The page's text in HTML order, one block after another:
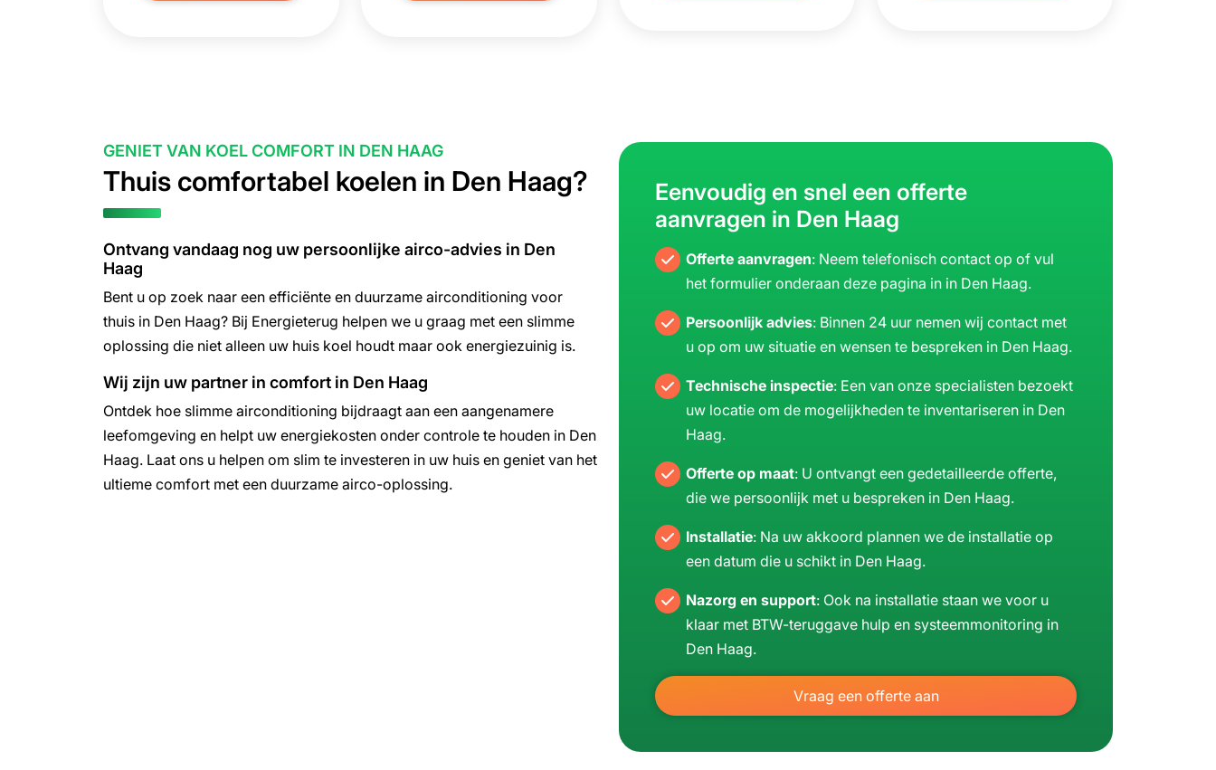
GENIET VAN KOEL COMFORT IN DEN HAAG
Thuis comfortabel koelen in Den Haag?
Ontvang vandaag nog uw persoonlijke airco-advies in Den
Haag
Bent u op zoek naar een efficiënte en duurzame airconditioning voor
thuis in Den Haag? Bij Energieterug helpen we u graag met een slimme
oplossing die niet alleen uw huis koel houdt maar ook energiezuinig is.
Wij zijn uw partner in comfort in Den Haag
Ontdek hoe slimme airconditioning bijdraagt aan een aangenamere
leefomgeving en helpt uw energiekosten onder controle te houden in Den
Haag. Laat ons u helpen om slim te investeren in uw huis en geniet van het
ultieme comfort met een duurzame airco-oplossing.
Eenvoudig en snel een offerte
aanvragen in Den Haag
Offerte aanvragen: Neem telefonisch contact op of vul
het formulier onderaan deze pagina in in Den Haag.
Persoonlijk advies: Binnen 24 uur nemen wij contact met
u op om uw situatie en wensen te bespreken in Den Haag.
Technische inspectie: Een van onze specialisten bezoekt
uw locatie om de mogelijkheden te inventariseren in Den
Haag.
Offerte op maat: U ontvangt een gedetailleerde offerte,
die we persoonlijk met u bespreken in Den Haag.
Installatie: Na uw akkoord plannen we de installatie op
een datum die u schikt in Den Haag.
Nazorg en support: Ook na installatie staan we voor u
klaar met BTW-teruggave hulp en systeemmonitoring in
Den Haag.
Vraag een offerte aan
Titel
Yes No Annuleren
Ok